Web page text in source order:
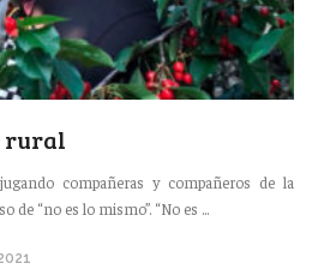
rural
compañeras y compañeros de la
de “no es lo mismo”. “No es ...